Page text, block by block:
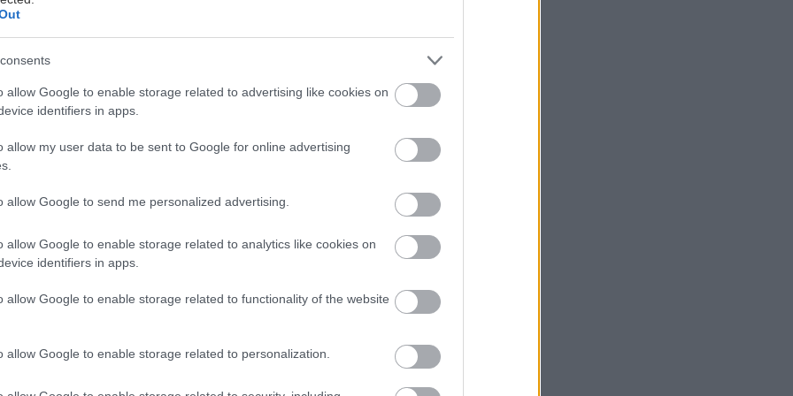
allow Google to enable storage related to advertising like cookies on
identifiers in apps.
allow my user data to be sent to Google for online advertising
allow Google to send me personalized advertising.
allow Google to enable storage related to analytics like cookies on
identifiers in apps.
allow Google to enable storage related to functionality of the website
allow Google to enable storage related to personalization.
Lexus NX, συμβάλει στον στόχο που αποτελεί καθοριστικό
για την ασφάλεια, την επικέντρωση του οδηγού στην
Βοηθά τον οδηγό να επικεντρωθεί στην οδήγηση: «τα χέρια
τιμόνι, τα μάτια στο δρόμο». Είναι μια απλή αρχή, αλλά πολλές
πρέπει να συνδυάζονται αρμονικά για να το πετύχουν,
οδηγού στο τιμόνι μέχρι το σχήμα και τη θέση των διαφορετικών
τον τρόπο με τον οποίο μεταδίδονται σημαντικά δεδομένα
Chief Engineer του NX, εξηγεί: «Έχουμε επαναπροσδιορίσει τον
ως το σημείο επαφής μεταξύ οδηγού και οχήματος,
σχεδίαση που επιτρέπει μια βαθύτερη και πιο διαισθητική
σχεδίαση ενώνει την πόρτα, τον πινακα των οργάνων και την